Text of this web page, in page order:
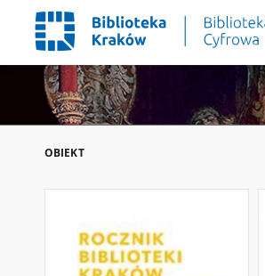
OBIEKT